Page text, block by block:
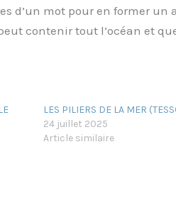
d’un mot pour en former
contenir tout l’océan et
LES PILIERS DE LA MER
24 juillet 2025
Article similaire